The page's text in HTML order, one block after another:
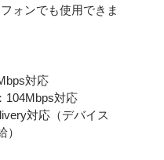
ォンでも使用できま
対応
104Mbps対応
対応（デバイス